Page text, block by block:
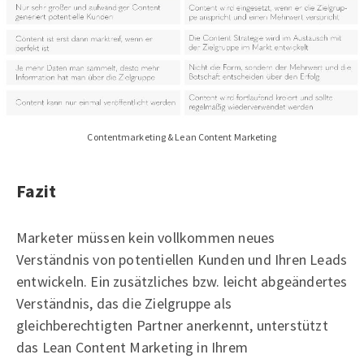
Contentmarketing & Lean Content Marketing
Fazit
Marketer müssen kein vollkommen neues
Verständnis von potentiellen Kunden und Ihren Leads
entwickeln. Ein zusätzliches bzw. leicht abgeändertes
Verständnis, das die Zielgruppe als
gleichberechtigten Partner anerkennt, unterstützt
das Lean Content Marketing in Ihrem